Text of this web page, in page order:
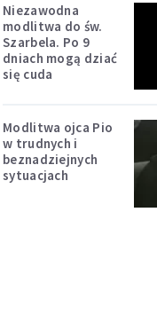
Niezawodna
modlitwa do św.
Szarbela. Po 9
dniach mogą dziać
się cuda
Modlitwa ojca Pio
w trudnych i
beznadziejnych
sytuacjach